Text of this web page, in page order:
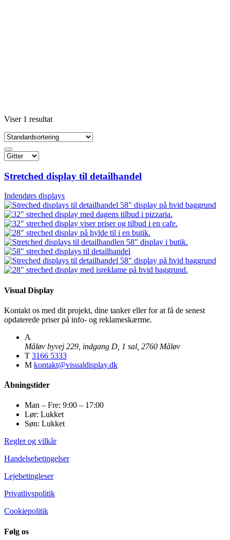
Viser 1 resultat
Stretched display til detailhandel
Indendørs displays
Visual Display
Kontakt os med dit projekt, dine tanker eller for at få de senest
opdaterede priser på info- og reklameskærme.
A
Måløv byvej 229, indgang D, 1 sal, 2760 Måløv
T 3166 5333
M kontakt@visualdisplay.dk
Åbningstider
Man – Fre: 9:00 – 17:00
Lør: Lukket
Søn: Lukket
Regler og vilkår
Handelsebetingelser
Lejebetingleser
Privatlivspolitik
Cookiepolitik
Følg os